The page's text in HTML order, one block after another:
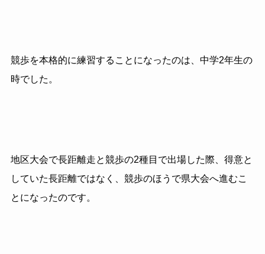
競歩を本格的に練習することになったのは、中学2年生の
時でした。
地区大会で長距離走と競歩の2種目で出場した際、得意と
していた長距離ではなく、競歩のほうで県大会へ進むこ
とになったのです。